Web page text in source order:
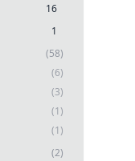
16
1
(58)
(6)
(3)
(1)
(1)
(2)